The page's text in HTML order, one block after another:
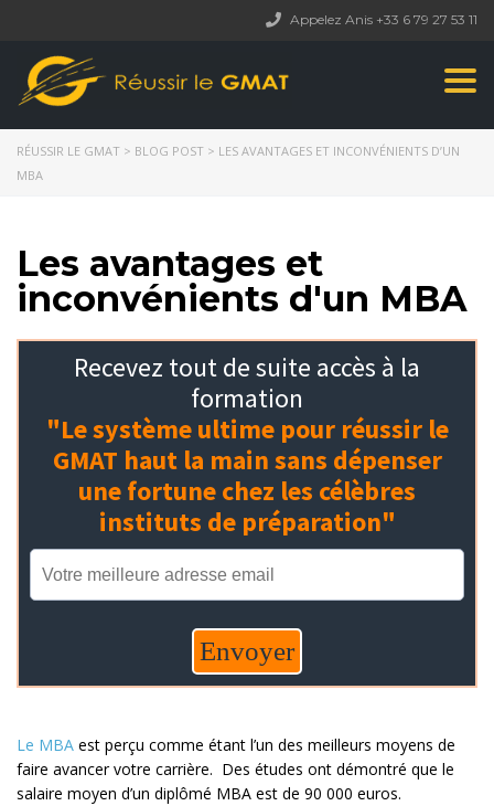
Appelez Anis +33 6 79 27 53 11
RÉUSSIR LE GMAT > BLOG POST > LES AVANTAGES ET INCONVÉNIENTS D’UN
MBA
Les avantages et
inconvénients d'un MBA
Le MBA est perçu comme étant l’un des meilleurs moyens de
faire avancer votre carrière. Des études ont démontré que le
salaire moyen d’un diplômé MBA est de 90 000 euros.